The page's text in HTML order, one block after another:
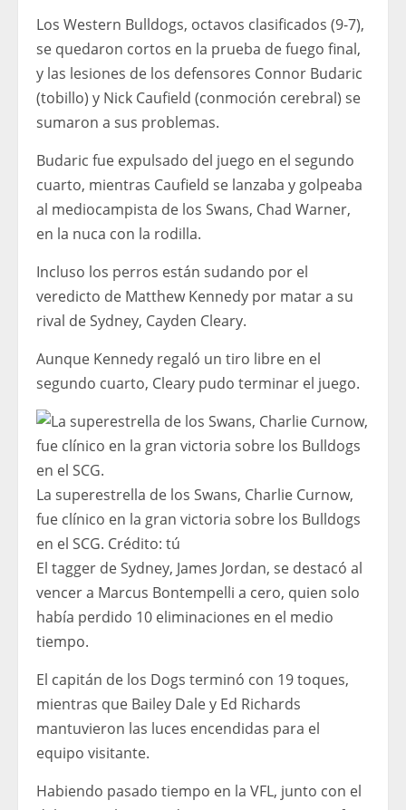
Los Western Bulldogs, octavos clasificados (9-7),
se quedaron cortos en la prueba de fuego final,
y las lesiones de los defensores Connor Budaric
(tobillo) y Nick Caufield (conmoción cerebral) se
sumaron a sus problemas.
Budaric fue expulsado del juego en el segundo
cuarto, mientras Caufield se lanzaba y golpeaba
al mediocampista de los Swans, Chad Warner,
en la nuca con la rodilla.
Incluso los perros están sudando por el
veredicto de Matthew Kennedy por matar a su
rival de Sydney, Cayden Cleary.
Aunque Kennedy regaló un tiro libre en el
segundo cuarto, Cleary pudo terminar el juego.
La superestrella de los Swans, Charlie Curnow,
fue clínico en la gran victoria sobre los Bulldogs
en el SCG. Crédito: tú
El tagger de Sydney, James Jordan, se destacó al
vencer a Marcus Bontempelli a cero, quien solo
había perdido 10 eliminaciones en el medio
tiempo.
El capitán de los Dogs terminó con 19 toques,
mientras que Bailey Dale y Ed Richards
mantuvieron las luces encendidas para el
equipo visitante.
Habiendo pasado tiempo en la VFL, junto con el